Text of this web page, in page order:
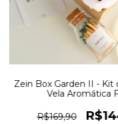
Zein Box Garden II - Kit
Vela Aromática
R$169,90